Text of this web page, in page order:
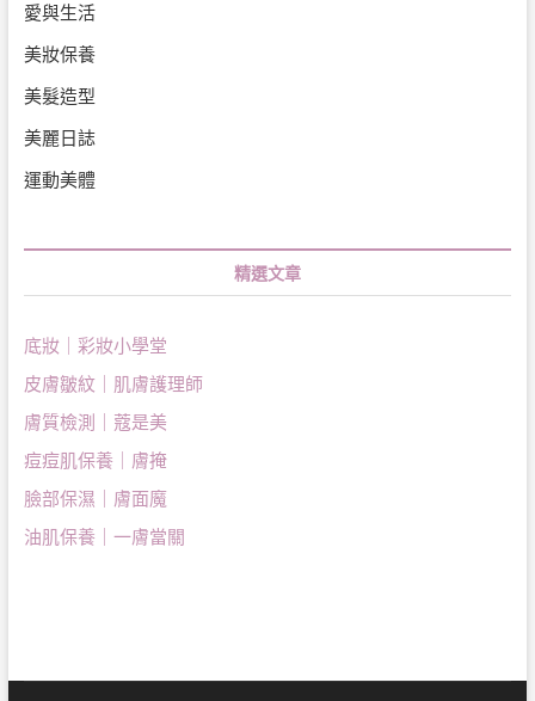
愛與生活
美妝保養
美髮造型
美麗日誌
運動美體
精選文章
底妝｜彩妝小學堂
皮膚皺紋｜肌膚護理師
膚質檢測｜蔻是美
痘痘肌保養｜膚掩
臉部保濕｜膚面魔
油肌保養｜一膚當關